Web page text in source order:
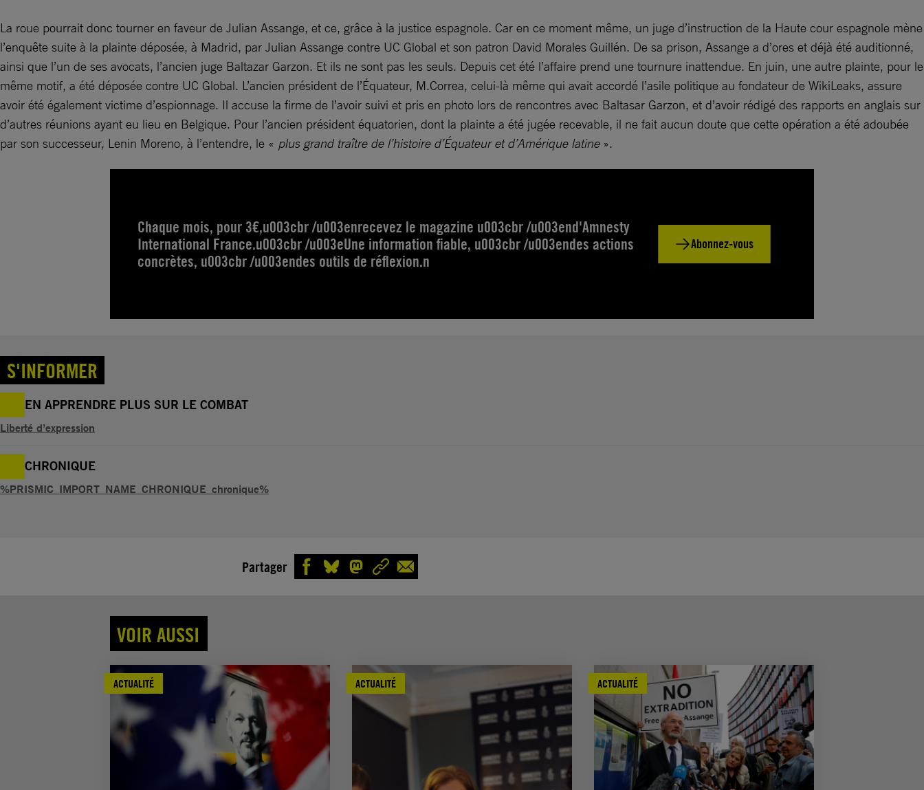
La roue pourrait donc tourner en faveur de Julian Assange, et ce, grâce à la justice espagnole. Car en ce moment même, un juge d’instruction de la Haute cour espagnole mène
l’enquête suite à la plainte déposée, à Madrid, par Julian Assange contre UC Global et son patron David Morales Guillén. De sa prison, Assange a d’ores et déjà été auditionné,
ainsi que l’un de ses avocats, l’ancien juge Baltazar Garzon. Et ils ne sont pas les seuls. Depuis cet été l’affaire prend une tournure inattendue. En juin, une autre plainte, pour le
même motif, a été déposée contre UC Global. L’ancien président de l’Équateur, M.Correa, celui-là même qui avait accordé l’asile politique au fondateur de WikiLeaks, assure
avoir été également victime d’espionnage. Il accuse la firme de l’avoir suivi et pris en photo lors de rencontres avec Baltasar Garzon, et d’avoir rédigé des rapports en anglais sur
d’autres réunions ayant eu lieu en Belgique. Pour l’ancien président équatorien, dont la plainte a été jugée recevable, il ne fait aucun doute que cette opération a été adoubée
par son successeur, Lenin Moreno, à l’entendre, le « plus grand traître de l’histoire d’Équateur et d’Amérique latine ».
Chaque mois, pour 3€,u003cbr /u003enrecevez le magazine u003cbr /u003end'Amnesty
International France.u003cbr /u003eUne information fiable, u003cbr /u003endes actions
concrètes, u003cbr /u003endes outils de réflexion.n
Abonnez-vous
S'INFORMER
EN APPRENDRE PLUS SUR LE COMBAT
Liberté d’expression
CHRONIQUE
%PRISMIC_IMPORT_NAME_CHRONIQUE_chronique%
Partager
VOIR AUSSI
ACTUALITÉ ACTUALITÉ ACTUALITÉ